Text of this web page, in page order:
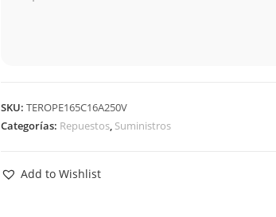
SKU: TEROPE165C16A250V
Categorías: Repuestos, Suministros
Add to Wishlist